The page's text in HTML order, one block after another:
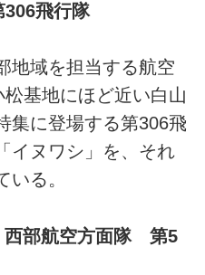
306飛行隊
地域を担当する航空
基地にほど近い白山
集に登場する第306飛
イヌワシ」を、それ
る。
西部航空方面隊 第5